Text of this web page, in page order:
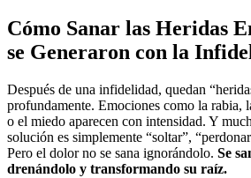
Cómo Sanar las Heridas
se Generaron con la
Después de una infidelidad, quedan
profundamente. Emociones como la rabia,
o el miedo aparecen con intensidad. Y
solución es simplemente “soltar”,
Pero el dolor no se sana ignorándolo. Se
drenándolo y transformando su raíz.